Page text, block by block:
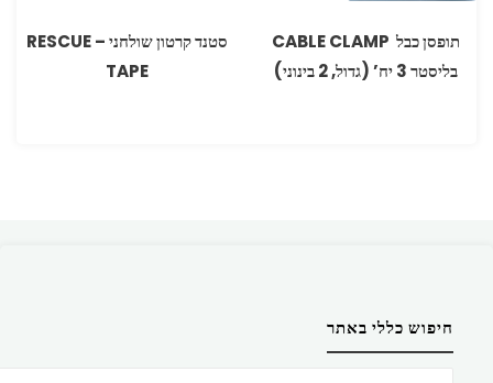
‏תופסן כבל ‏‏ ‏CABLE CLAMP
בליסטר 3 יח’ ‏(גדול, 2 בינוני‏)
סטנד קרטון שולחני – RESCUE
TAPE
חיפוש כללי באתר